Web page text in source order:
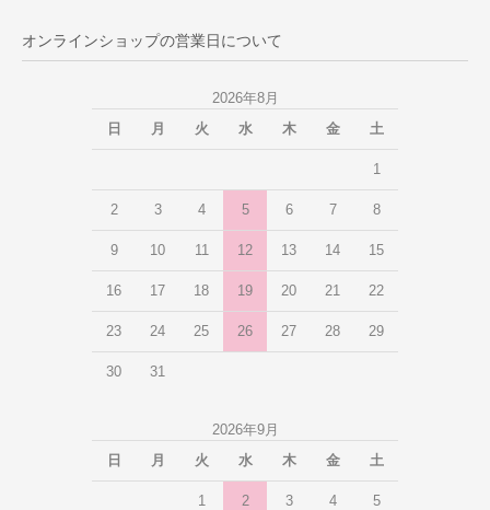
オンラインショップの営業日について
2026年8月
日
月 火 水 木 金 土
1
2 3 4 5 6 7 8
9 10 11 12 13 14 15
16 17 18 19 20 21 22
23 24 25 26 27 28 29
30 31
2026年9月
日
月 火 水 木 金 土
1 2 3 4 5